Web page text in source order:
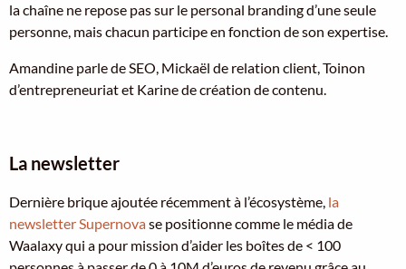
la chaîne ne repose pas sur le personal branding d’une seule
personne, mais chacun participe en fonction de son expertise.
Amandine parle de SEO, Mickaël de relation client, Toinon
d’entrepreneuriat et Karine de création de contenu.
La newsletter
Dernière brique ajoutée récemment à l’écosystème, la
newsletter Supernovase positionne comme le média de
Waalaxy qui a pour mission d’aider les boîtes de < 100